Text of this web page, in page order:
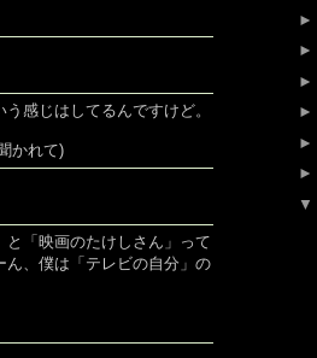
感じはしてるんですけど。
かれて)
「映画のたけしさん」って
ん、僕は「テレビの自分」の
►
►
►
►
►
►
▼